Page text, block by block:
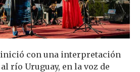
con una interpretación
río Uruguay, en la voz de